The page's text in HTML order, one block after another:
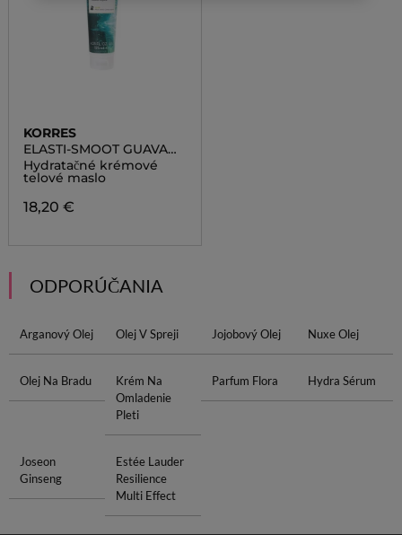
KORRES
ELASTI-SMOOT GUAVA
BODY BUTTER
Hydratačné krémové
telové maslo
18,20 €
ODPORÚČANIA
Arganový Olej Olej V Spreji Jojobový Olej Nuxe Olej
Olej Na Bradu
Krém Na
Omladenie
Pleti
Parfum Flora Hydra Sérum
Joseon
Ginseng
Estée Lauder
Resilience
Multi Effect